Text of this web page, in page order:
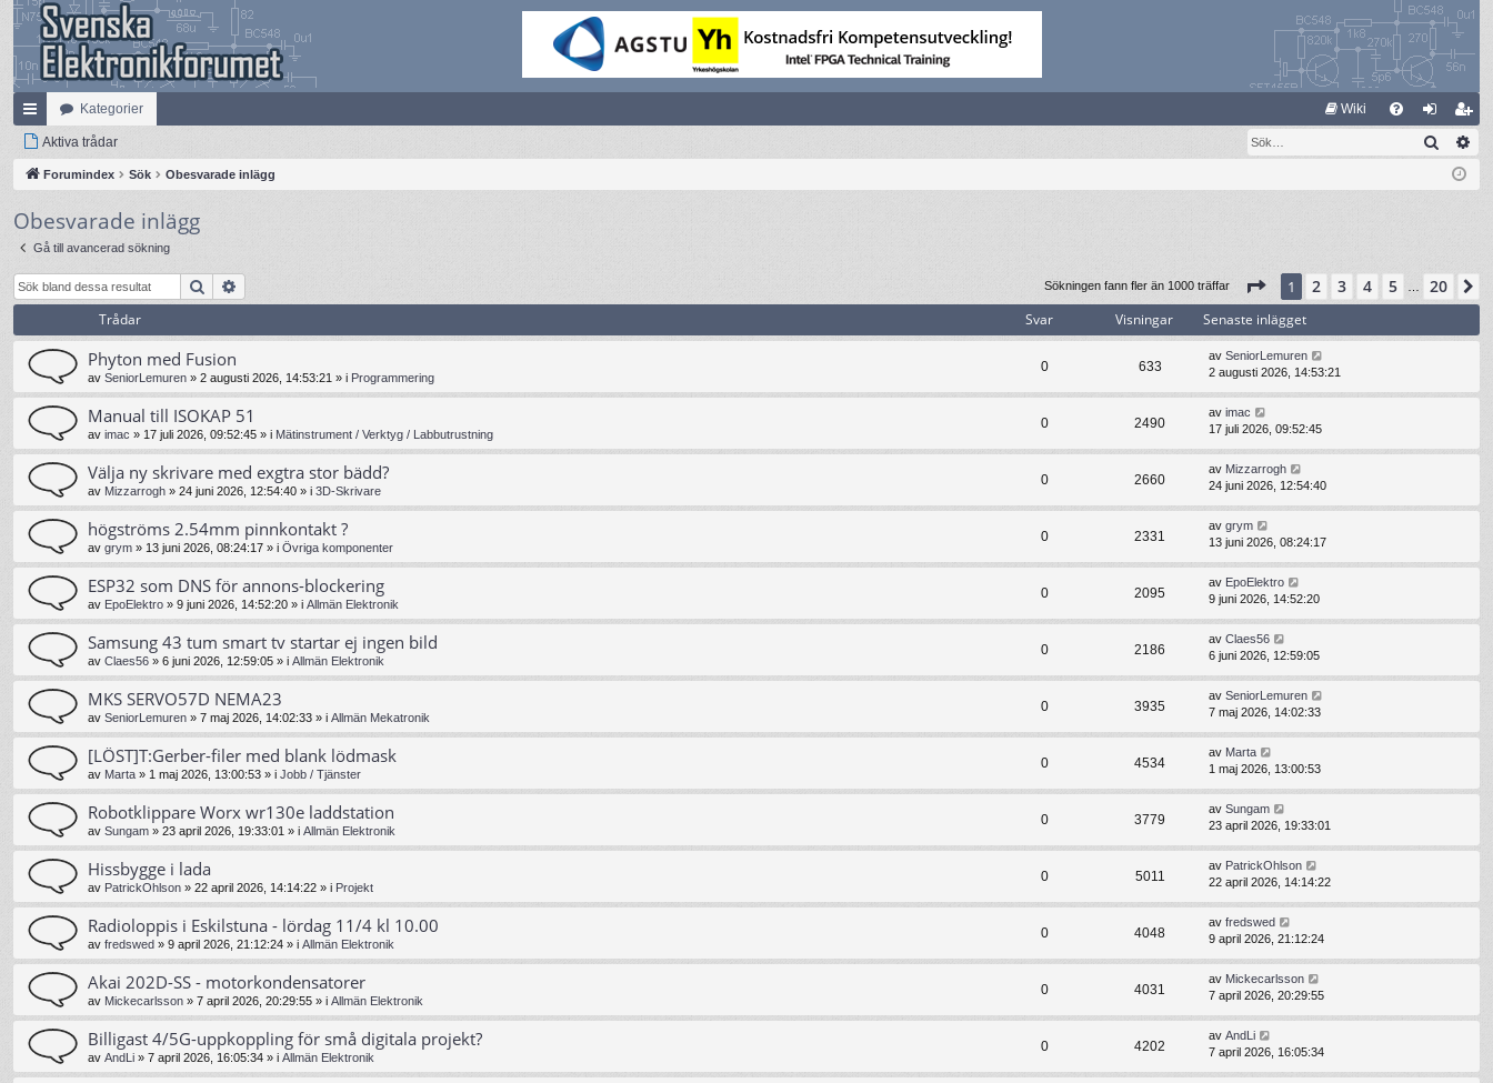
na
bb
lä
nk
ar
Kategorier Wiki
og li
m
m
Aktiva trådar Sök
Forumindex Sök Obesvarade inlägg
Obesvarade inlägg
Gå till avancerad sökning
Sök Sökningen fann fler än 1000 träffar Sida av20
1 2 3 4 5 … 20
Trådar Svar Visningar Senaste inlägget
Phyton med Fusion
av SeniorLemuren » 2 augusti 2026, 14:53:21 » i Programmering
0 633
av SeniorLemuren
2 augusti 2026, 14:53:21
Manual till ISOKAP 51
av imac » 17 juli 2026, 09:52:45 » i Mätinstrument / Verktyg / Labbutrustning
0 2490
av imac
17 juli 2026, 09:52:45
Välja ny skrivare med exgtra stor bädd?
av Mizzarrogh » 24 juni 2026, 12:54:40 » i 3D-Skrivare
0 2660
av Mizzarrogh
24 juni 2026, 12:54:40
högströms 2.54mm pinnkontakt ?
av grym » 13 juni 2026, 08:24:17 » i Övriga komponenter
0 2331
av grym
13 juni 2026, 08:24:17
ESP32 som DNS för annons-blockering
av EpoElektro » 9 juni 2026, 14:52:20 » i Allmän Elektronik
0 2095
av EpoElektro
9 juni 2026, 14:52:20
Samsung 43 tum smart tv startar ej ingen bild
av Claes56 » 6 juni 2026, 12:59:05 » i Allmän Elektronik
0 2186
av Claes56
6 juni 2026, 12:59:05
MKS SERVO57D NEMA23
av SeniorLemuren » 7 maj 2026, 14:02:33 » i Allmän Mekatronik
0 3935
av SeniorLemuren
7 maj 2026, 14:02:33
[LÖST]T:Gerber-filer med blank lödmask
av Marta » 1 maj 2026, 13:00:53 » i Jobb / Tjänster
0 4534
av Marta
1 maj 2026, 13:00:53
Robotklippare Worx wr130e laddstation
av Sungam » 23 april 2026, 19:33:01 » i Allmän Elektronik
0 3779
av Sungam
23 april 2026, 19:33:01
Hissbygge i lada
av PatrickOhlson » 22 april 2026, 14:14:22 » i Projekt
0 5011
av PatrickOhlson
22 april 2026, 14:14:22
Radioloppis i Eskilstuna - lördag 11/4 kl 10.00
av fredswed » 9 april 2026, 21:12:24 » i Allmän Elektronik
0 4048
av fredswed
9 april 2026, 21:12:24
Akai 202D-SS - motorkondensatorer
av Mickecarlsson » 7 april 2026, 20:29:55 » i Allmän Elektronik
0 4031
av Mickecarlsson
7 april 2026, 20:29:55
Billigast 4/5G-uppkoppling för små digitala projekt?
av AndLi » 7 april 2026, 16:05:34 » i Allmän Elektronik
0 4202
av AndLi
7 april 2026, 16:05:34